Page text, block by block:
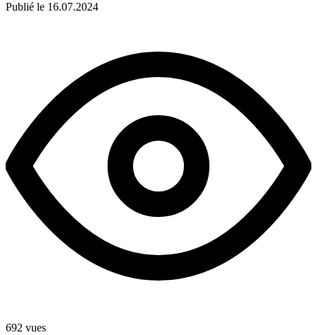
Publié le 16.07.2024
692 vues